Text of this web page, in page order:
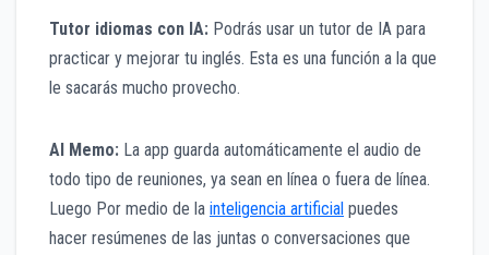
Tutor idiomas con IA: Podrás usar un tutor de IA para
practicar y mejorar tu inglés. Esta es una función a la que
le sacarás mucho provecho.
Al Memo: La app guarda automáticamente el audio de
todo tipo de reuniones, ya sean en línea o fuera de línea.
Luego Por medio de la inteligencia artificial puedes
hacer resúmenes de las juntas o conversaciones que